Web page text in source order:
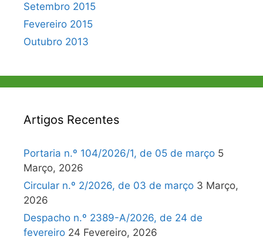
Setembro 2015
Fevereiro 2015
Outubro 2013
Artigos Recentes
Portaria n.º 104/2026/1, de 05 de março 5
Março, 2026
Circular n.º 2/2026, de 03 de março 3 Março,
2026
Despacho n.º 2389-A/2026, de 24 de
fevereiro 24 Fevereiro, 2026